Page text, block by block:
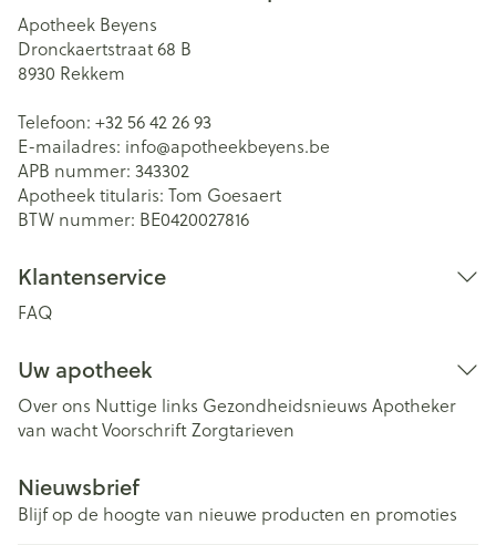
Apotheek Beyens
Dronckaertstraat 68 B
8930 Rekkem
Telefoon: +32 56 42 26 93
E-mailadres: info@apotheekbeyens.be
APB nummer: 343302
Apotheek titularis: Tom Goesaert
BTW nummer: BE0420027816
Klantenservice
FAQ
Uw apotheek
Over ons Nuttige links Gezondheidsnieuws Apotheker
van wachtVoorschriftZorgtarieven
Nieuwsbrief
Blijf op de hoogte van nieuwe producten en promoties